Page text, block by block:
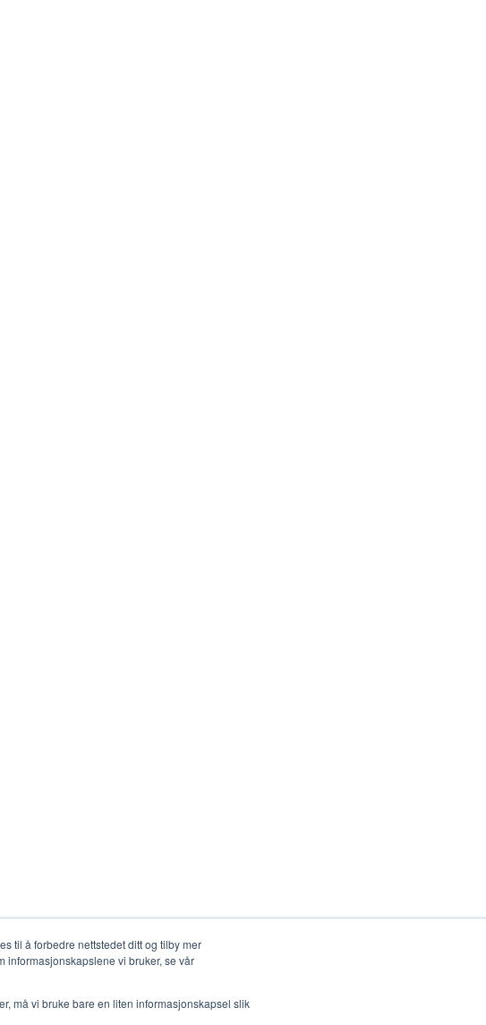
til å forbedre nettstedet ditt og tilby mer
informasjonskapslene vi bruker, se vår
må vi bruke bare en liten informasjonskapsel slik